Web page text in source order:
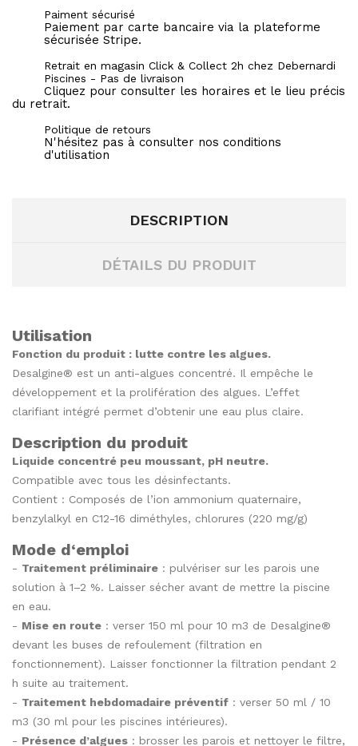
Paiment sécurisé
Paiement par carte bancaire via la plateforme
sécurisée Stripe.
Retrait en magasin Click & Collect 2h chez Debernardi
Piscines - Pas de livraison
Cliquez pour consulter les horaires et le lieu précis
du retrait.
Politique de retours
N'hésitez pas à consulter nos conditions
d'utilisation
DESCRIPTION
DÉTAILS DU PRODUIT
Utilisation
Fonction du produit : lutte contre les algues.
Desalgine® est un anti-algues concentré. Il empêche le
développement et la prolifération des algues. L’effet
clarifiant intégré permet d’obtenir une eau plus claire.
Description du produit
Liquide concentré peu moussant, pH neutre.
Compatible avec tous les désinfectants.
Contient : Composés de l’ion ammonium quaternaire,
benzylalkyl en C12-16 diméthyles, chlorures (220 mg/g)
Mode d‘emploi
- Traitement préliminaire : pulvériser sur les parois une
solution à 1–2 %. Laisser sécher avant de mettre la piscine
en eau.
- Mise en route : verser 150 ml pour 10 m3 de Desalgine®
devant les buses de refoulement (filtration en
fonctionnement). Laisser fonctionner la filtration pendant 2
h suite au traitement.
- Traitement hebdomadaire préventif : verser 50 ml / 10
m3 (30 ml pour les piscines intérieures).
- Présence d’algues : brosser les parois et nettoyer le filtre,